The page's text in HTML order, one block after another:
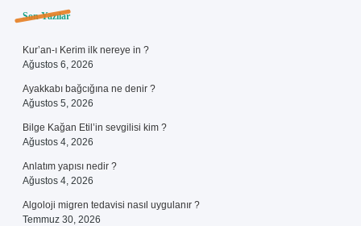
Sidebar
Son Yazılar
Kur’an-ı Kerim ilk nereye in ?
Ağustos 6, 2026
Ayakkabı bağcığına ne denir ?
Ağustos 5, 2026
Bilge Kağan Etil’in sevgilisi kim ?
Ağustos 4, 2026
Anlatım yapısı nedir ?
Ağustos 4, 2026
Algoloji migren tedavisi nasıl uygulanır ?
Temmuz 30, 2026